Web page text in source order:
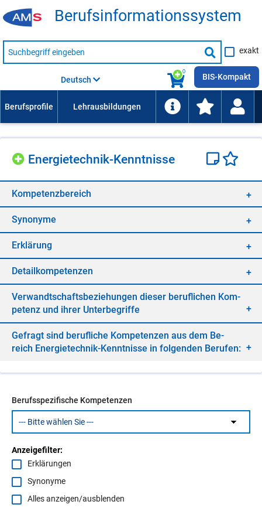
Be­rufs­in­for­ma­ti­ons­sys­tem
Suche
nach
Suche
starten
exakt
0
Deutsch BIS-Kompakt
En­er­gie­tech­nik-Kennt­nis­se
Kom­pe­tenz­be­reich
Syn­ony­me
Er­klä­rung
De­tail­kom­pe­ten­zen
Ver­wandt­schafts­be­zie­hun­gen die­ser be­ruf­li­chen Kom­
pe­tenz und ih­rer Un­ter­be­grif­fe
Ge­fragt sind be­ruf­li­che Kom­pe­ten­zen aus dem Be­
reich En­er­gie­tech­nik-Kennt­nis­se in fol­gen­den Be­ru­fen:
Berufsspezifische Kompetenzen
Anzeigefilter:
Erklärungen
Synonyme
Alles anzeigen/ausblenden